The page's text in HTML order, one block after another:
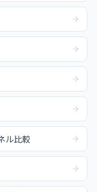
ル比較